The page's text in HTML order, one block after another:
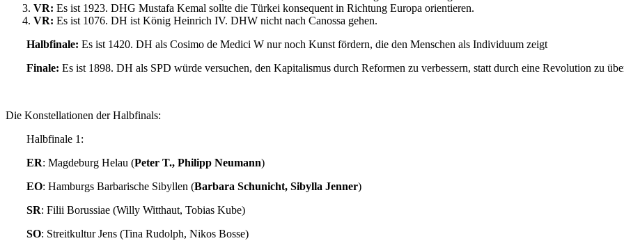
VR: Es ist 1923. DHG Mustafa Kemal sollte die Türkei konsequent in Richtung Europa orientieren.
VR: Es ist 1076. DH ist König Heinrich IV. DHW nicht nach Canossa gehen.
Halbfinale: Es ist 1420. DH als Cosimo de Medici W nur noch Kunst fördern, die den Menschen als Individuum zeigt
Finale: Es ist 1898. DH als SPD würde versuchen, den Kapitalismus durch Reformen zu verbessern, statt durch eine Revolution zu
Die Konstellationen der Halbfinals:
Halbfinale 1:
ER: Magdeburg Helau (Peter T., Philipp Neumann)
EO: Hamburgs Barbarische Sibyllen (Barbara Schunicht, Sibylla Jenner)
SR: Filii Borussiae (Willy Witthaut, Tobias Kube)
SO: Streitkultur Jens (Tina Rudolph, Nikos Bosse)